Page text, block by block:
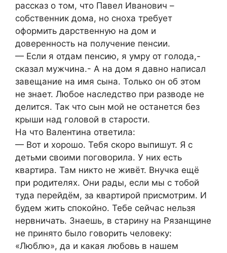
рассказ о том, что Павел Иванович –
собственник дома, но сноха требует
оформить дарственную на дом и
доверенность на получение пенсии.
— Если я отдам пенсию, я умру от голода,-
сказал мужчина.- А на дом я давно написал
завещание на имя сына. Только он об этом
не знает. Любое наследство при разводе не
делится. Так что сын мой не останется без
крыши над головой в старости.
На что Валентина ответила:
— Вот и хорошо. Тебя скоро выпишут. Я с
детьми своими поговорила. У них есть
квартира. Там никто не живёт. Внучка ещё
при родителях. Они рады, если мы с тобой
туда перейдём, за квартирой присмотрим. И
будем жить спокойно. Тебе сейчас нельзя
нервничать. Знаешь, в старину на Рязанщине
не принято было говорить человеку:
«Люблю», да и какая любовь в нашем